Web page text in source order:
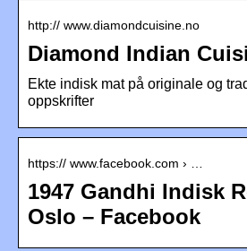
http:// www.diamondcuisine.no
Diamond Indian
Ekte indisk mat på originale og
oppskrifter
https:// www.facebook.com › …
1947 Gandhi Indisk
Oslo – Facebook